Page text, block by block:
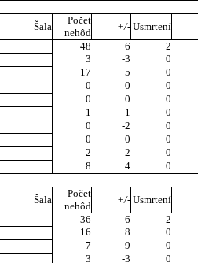
Šala
Počet
nehôd
+/- Usmrtení
48 6
2
3 -3
0
17 5
0
0 0
0
0 0
0
1 1
0
0 -2
0
0 0
0
2 2
0
8 4
0
Šala
Počet
nehôd
+/- Usmrtení
36 6
2
16 8
0
7 -9
0
3 -3 0